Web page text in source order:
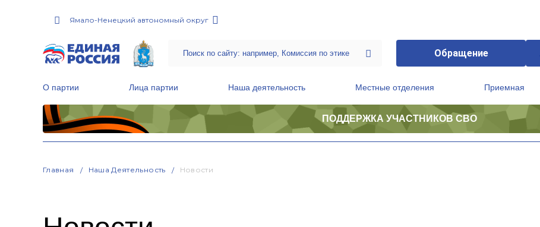
Ямало-Ненецкий автономный округ
Обращение
О партии Лица партии Наша деятельность Местные отделения Приемная
ПОДДЕРЖКА УЧАСТНИКОВ СВО
Главная Наша Деятельность Новости